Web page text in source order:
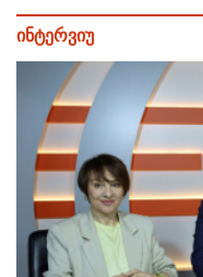
ინტერვიუ